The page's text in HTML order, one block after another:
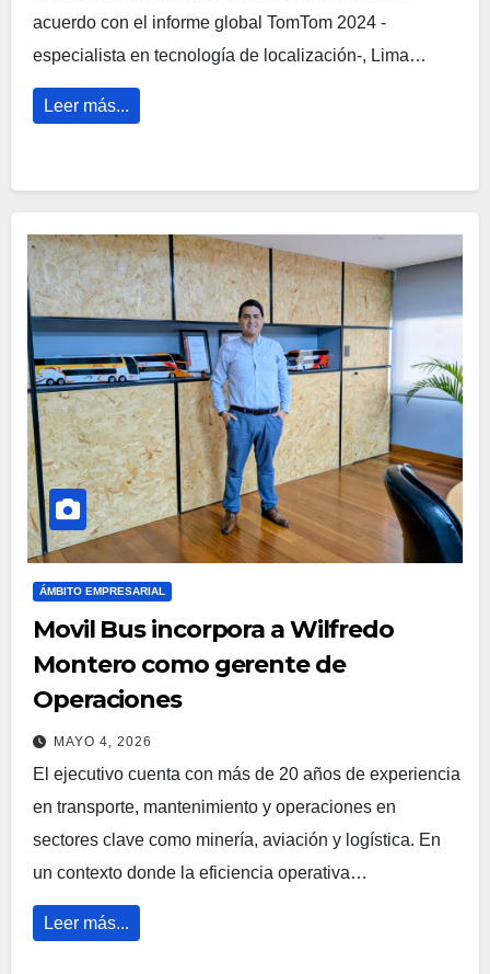
acuerdo con el informe global TomTom 2024 -
especialista en tecnología de localización-, Lima…
Leer más...
ÁMBITO EMPRESARIAL
Movil Bus incorpora a Wilfredo
Montero como gerente de
Operaciones
MAYO 4, 2026
El ejecutivo cuenta con más de 20 años de experiencia
en transporte, mantenimiento y operaciones en
sectores clave como minería, aviación y logística. En
un contexto donde la eficiencia operativa…
Leer más...